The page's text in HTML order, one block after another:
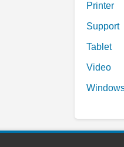
Printer
Support
Tablet
Video